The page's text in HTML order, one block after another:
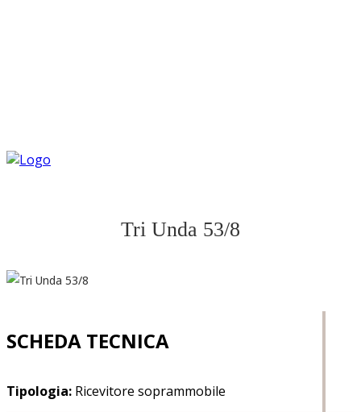
Tri Unda 53/8
SCHEDA TECNICA
Tipologia: Ricevitore soprammobile